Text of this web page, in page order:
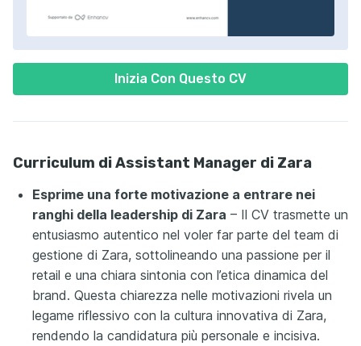
Inizia Con Questo CV
Curriculum di Assistant Manager di Zara
Esprime una forte motivazione a entrare nei
ranghi della leadership di Zara – Il CV trasmette un
entusiasmo autentico nel voler far parte del team di
gestione di Zara, sottolineando una passione per il
retail e una chiara sintonia con l’etica dinamica del
brand. Questa chiarezza nelle motivazioni rivela un
legame riflessivo con la cultura innovativa di Zara,
rendendo la candidatura più personale e incisiva.